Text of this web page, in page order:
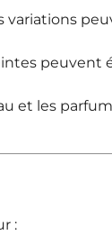
variations
peuvent
et les
: